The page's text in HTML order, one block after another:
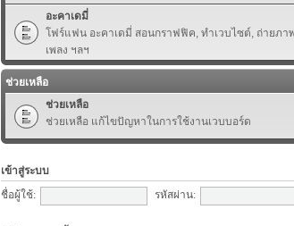
อะคาเดมี่
โฟร์แฟน อะคาเดมี่ สอนกราฟฟิค, ทำเวบไซต์, ถ่ายภา
เพลง ฯลฯ
ช่วยเหลือ
ช่วยเหลือ
ช่วยเหลือ แก้ไขปัญหาในการใช้งานเวบบอร์ด
เข้าสู่ระบบ
ชื่อผู้ใช้:
รหัสผ่าน: